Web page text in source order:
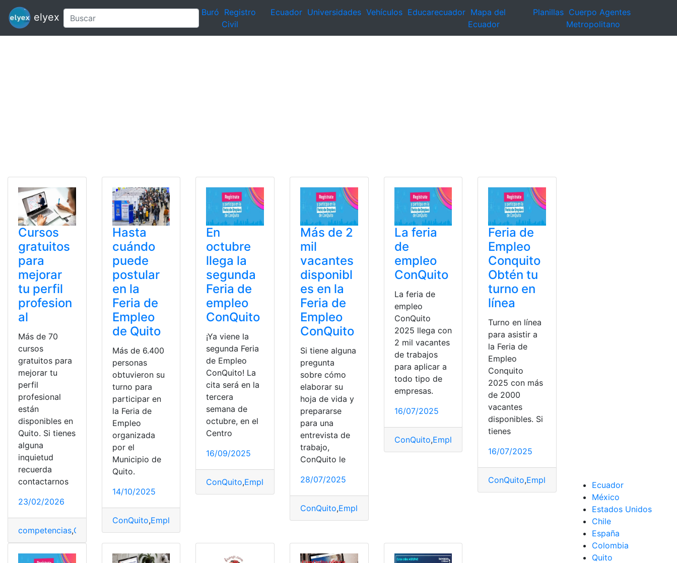
elyex Buró Registro
Civil
Ecuador Universidades Vehículos Educarecuador Mapa del
Ecuador
Planillas Cuerpo Agentes
Metropolitano
Cursos
gratuitos
para
mejorar
tu perfil
profesion
al
Más de 70
cursos
gratuitos para
mejorar tu
perfil
profesional
están
disponibles en
Quito. Si tienes
alguna
inquietud
recuerda
contactarnos
23/02/2026
competencias,ConQuito,cursos gratuitos,Habilidades
Hasta
cuándo
puede
postular
en la
Feria de
Empleo
de Quito
Más de 6.400
personas
obtuvieron su
turno para
participar en
la Feria de
Empleo
organizada
por el
Municipio de
Quito.
14/10/2025
ConQuito,Empleo postular,Quito
En
octubre
llega la
segunda
Feria de
empleo
ConQuito
¡Ya viene la
segunda Feria
de Empleo
ConQuito! La
cita será en la
tercera
semana de
octubre, en el
Centro
16/09/2025
ConQuito,Empleo Octubre,Quito
Más de 2
mil
vacantes
disponibl
es en la
Feria de
Empleo
ConQuito
Si tiene alguna
pregunta
sobre cómo
elaborar su
hoja de vida y
prepararse
para una
entrevista de
trabajo,
ConQuito le
28/07/2025
ConQuito,Empleo
La feria
de
empleo
ConQuito
La feria de
empleo
ConQuito
2025 llega con
2 mil vacantes
de trabajos
para aplicar a
todo tipo de
empresas.
16/07/2025
ConQuito,Empleo
Feria de
Empleo
Conquito
Obtén tu
turno en
línea
Turno en línea
para asistir a
la Feria de
Empleo
Conquito
2025 con más
de 2000
vacantes
disponibles. Si
tienes
16/07/2025
ConQuito,Empleo Línea Obtén
Ecuador
México
Estados Unidos
Chile
España
Colombia
Quito